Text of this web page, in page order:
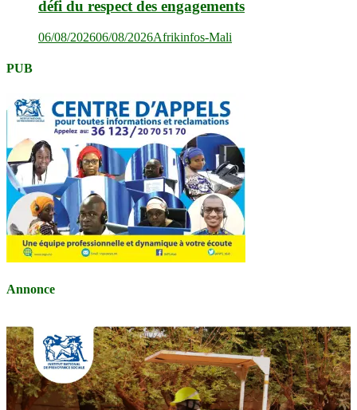
défi du respect des engagements
06/08/202606/08/2026Afrikinfos-Mali
PUB
Annonce